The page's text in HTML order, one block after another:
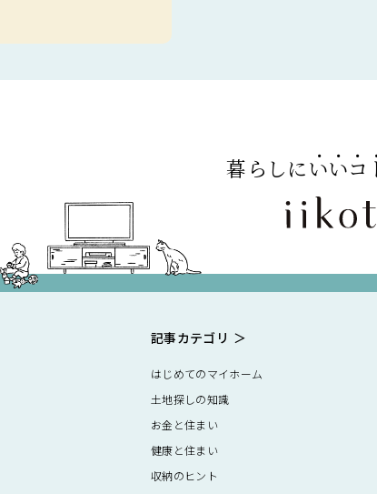
暮らしにいいコ
記事カテゴリ
はじめてのマイホーム
土地探しの知識
お金と住まい
健康と住まい
収納のヒント